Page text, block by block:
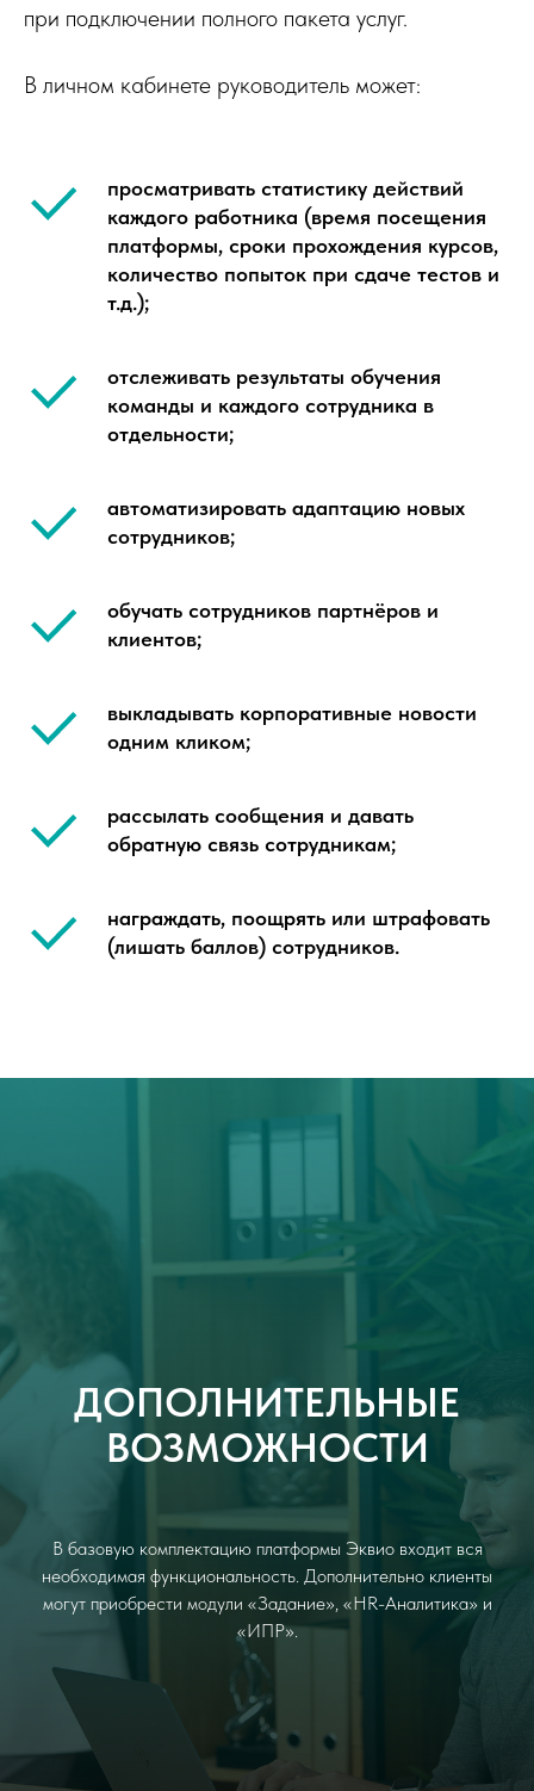
при подключении полного пакета услуг.
В личном кабинете руководитель может:
просматривать статистику действий
каждого работника (время посещения
платформы, сроки прохождения курсов,
количество попыток при сдаче тестов и
т.д.);
отслеживать результаты обучения
команды и каждого сотрудника в
отдельности;
автоматизировать адаптацию новых
сотрудников;
обучать сотрудников партнёров и
клиентов;
выкладывать корпоративные новости
одним кликом;
рассылать сообщения и давать
обратную связь сотрудникам;
награждать, поощрять или штрафовать
(лишать баллов) сотрудников.
ДОПОЛНИТЕЛЬНЫЕ
ВОЗМОЖНОСТИ
В базовую комплектацию платформы Эквио входит вся
необходимая функциональность. Дополнительно клиенты
могут приобрести модули «Задание», «HR-Аналитика» и
«ИПР».